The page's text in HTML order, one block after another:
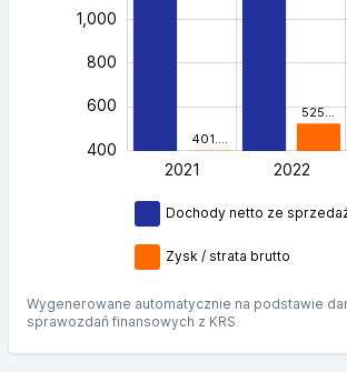
401.…
525…
400
600
800
1,000
L
2021 2022
Dochody netto ze
Zysk / strata brutto
Wygenerowane automatycznie na podstawie
sprawozdań finansowych z KRS